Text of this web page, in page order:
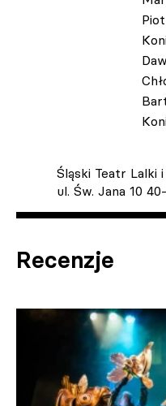
Śląski Teatr Lalki
ul. Św. Jana 10
Recenzje